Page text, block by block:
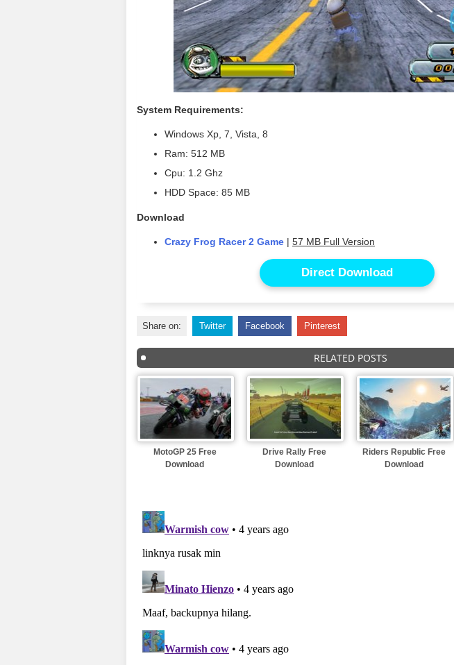
System Requirements:
Windows Xp, 7, Vista, 8
Ram: 512 MB
Cpu: 1.2 Ghz
HDD Space: 85 MB
Download
Crazy Frog Racer 2 Game 57 MB Full Version
Direct Download
Share on: Twitter Facebook Pinterest
RELATED POSTS
MotoGP 25 Free
Download
Drive Rally Free
Download
Riders Republic Free
Download